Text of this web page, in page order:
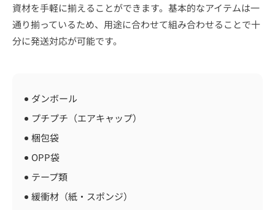
資材を手軽に揃えることができます。基本的なアイテムは一
通り揃っているため、用途に合わせて組み合わせることで十
分に発送対応が可能です。
ダンボール
プチプチ（エアキャップ）
梱包袋
OPP袋
テープ類
緩衝材（紙・スポンジ）